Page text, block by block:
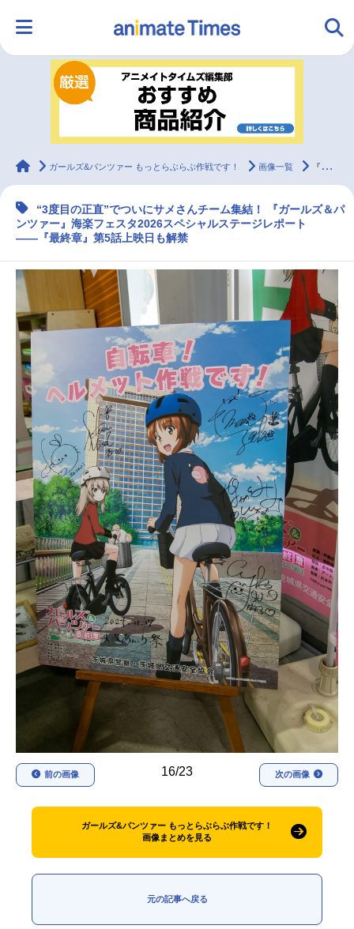
ランキング アニメ
ラジオ 映画
マンガ・ラノベ ゲーム・アプリ 音楽 コスプレ
配信・Vtuber トレンド 無料マンガ
最新記事一覧
アニメ記事一覧
アニメ映画一覧 実写化映画一覧
今期アニメ曜日別一覧
春アニメ 夏アニメ
秋アニメ 冬アニメ
男性声優/女性声優一覧
FOLLOW US
animateTimes
ガールズ&パンツァー もっとらぶらぶ作戦です！ 画像一覧 『ガルパン』海楽フェスタ2026ステージレポ
“3度目の正直”でついにサメさんチーム集結！ 『ガールズ＆パ
ンツァー』海楽フェスタ2026スペシャルステージレポート
――『最終章』第5話上映日も解禁
16/23
前の画像 次の画像
ガールズ&パンツァー もっとらぶらぶ作戦です！
画像まとめを見る
元の記事へ戻る